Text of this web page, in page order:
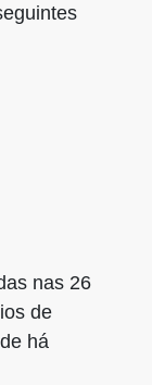
nas 26
de
há